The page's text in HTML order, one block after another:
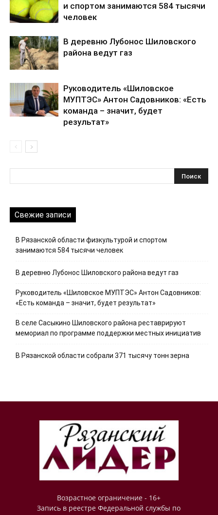
и спортом занимаются 584 тысячи
человек
В деревню Лубонос Шиловского
района ведут газ
Руководитель «Шиловское
МУПТЭС» Антон Садовников: «Есть
команда – значит, будет
результат»
Свежие записи
В Рязанской области физкультурой и спортом
занимаются 584 тысячи человек
В деревню Лубонос Шиловского района ведут газ
Руководитель «Шиловское МУПТЭС» Антон Садовников:
«Есть команда – значит, будет результат»
В селе Сасыкино Шиловского района реставрируют
мемориал по программе поддержки местных инициатив
В Рязанской области собрали 371 тысячу тонн зерна
Возрастное ограничение - 16+
Запись в реестре Федеральной службы по